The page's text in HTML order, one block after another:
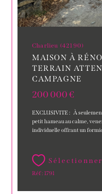
Charlieu (42190)
MAISON À
TERRAIN
CAMPAGNE
200 000 €
EXCLUSIVITE : À
petit hameau au calme,
individuelle offrant un
Sélectionner
Réf : 1791